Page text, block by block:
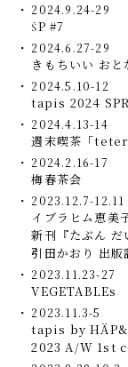
2024.9.24-29
ŠP #7
2024.6.27-29
きもちいい おと
2024.5.10-12
tapis 2024
2024.4.13-14
週末喫茶「
2024.2.16-17
梅春茶会
2023.12.7-12.11
イブラヒム恵美
新刊『たぶん だ
引田かおり 出版
2023.11.23-27
VEGETABLEs
2023.11.3-5
tapis by
2023 A/W 1st